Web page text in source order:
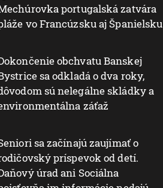
portugalská zatvára
vo Francúzsku aj Španielsku
obchvatu Banskej
sa odkladá o dva roky,
sú nelegálne skládky a
záťaž
sa začínajú zaujímať o
príspevok od detí.
úrad ani Sociálna